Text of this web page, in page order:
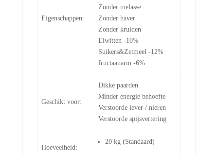
Eigenschappen:
Zonder melasse
Zonder haver
Zonder kruiden
Eiwitten -10%
Suikers&Zetmeel -12%
fructaanarm -6%
Geschikt voor:
Dikke paarden
Minder energie behoefte
Verstoorde lever / nieren
Verstoorde spijsvertering
Hoeveelheid:
20 kg (Standaard)